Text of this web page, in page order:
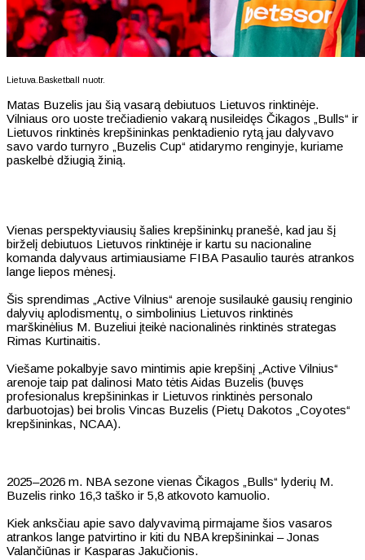
Lietuva.Basketball nuotr.
Matas Buzelis jau šią vasarą debiutuos Lietuvos rinktinėje.
Vilniaus oro uoste trečiadienio vakarą nusileidęs Čikagos „Bulls“ ir
Lietuvos rinktinės krepšininkas penktadienio rytą jau dalyvavo
savo vardo turnyro „Buzelis Cup“ atidarymo renginyje, kuriame
paskelbė džiugią žinią.
Vienas perspektyviausių šalies krepšininkų pranešė, kad jau šį
birželį debiutuos Lietuvos rinktinėje ir kartu su nacionaline
komanda dalyvaus artimiausiame FIBA Pasaulio taurės atrankos
lange liepos mėnesį.
Šis sprendimas „Active Vilnius“ arenoje susilaukė gausių renginio
dalyvių aplodismentų, o simbolinius Lietuvos rinktinės
marškinėlius M. Buzeliui įteikė nacionalinės rinktinės strategas
Rimas Kurtinaitis.
Viešame pokalbyje savo mintimis apie krepšinį „Active Vilnius“
arenoje taip pat dalinosi Mato tėtis Aidas Buzelis (buvęs
profesionalus krepšininkas ir Lietuvos rinktinės personalo
darbuotojas) bei brolis Vincas Buzelis (Pietų Dakotos „Coyotes“
krepšininkas, NCAA).
2025–2026 m. NBA sezone vienas Čikagos „Bulls“ lyderių M.
Buzelis rinko 16,3 taško ir 5,8 atkovoto kamuolio.
Kiek anksčiau apie savo dalyvavimą pirmajame šios vasaros
atrankos lange patvirtino ir kiti du NBA krepšininkai – Jonas
Valančiūnas ir Kasparas Jakučionis.